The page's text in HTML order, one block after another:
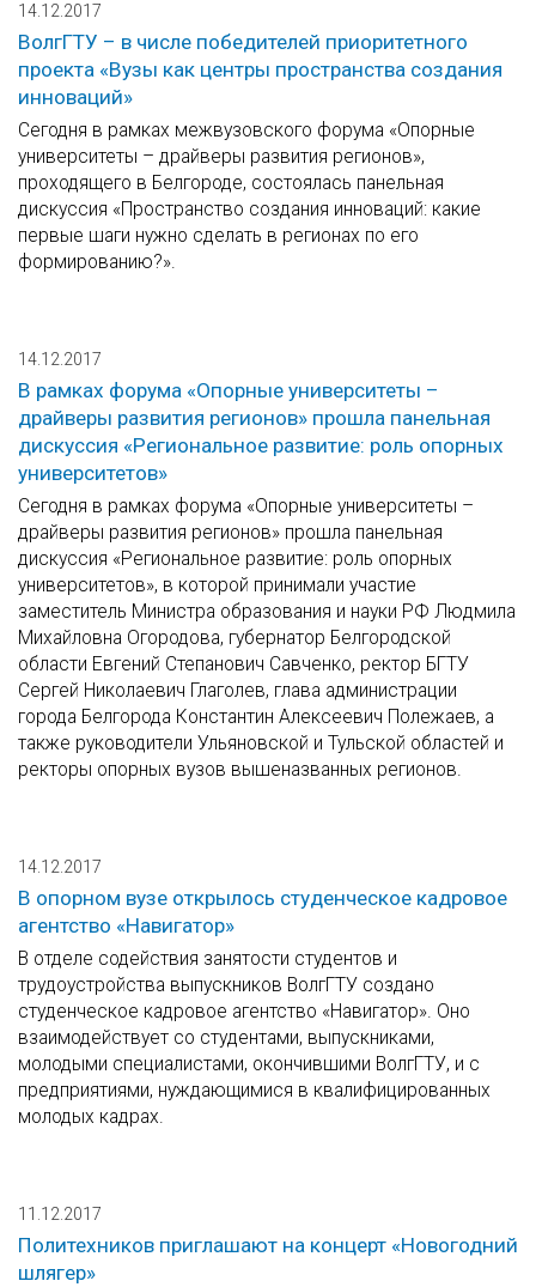
14.12.2017
ВолгГТУ – в числе победителей приоритетного
проекта «Вузы как центры пространства создания
инноваций»
Сегодня в рамках межвузовского форума «Опорные
университеты – драйверы развития регионов»,
проходящего в Белгороде, состоялась панельная
дискуссия «Пространство создания инноваций: какие
первые шаги нужно сделать в регионах по его
формированию?».
14.12.2017
В рамках форума «Опорные университеты –
драйверы развития регионов» прошла панельная
дискуссия «Региональное развитие: роль опорных
университетов»
Сегодня в рамках форума «Опорные университеты –
драйверы развития регионов» прошла панельная
дискуссия «Региональное развитие: роль опорных
университетов», в которой принимали участие
заместитель Министра образования и науки РФ Людмила
Михайловна Огородова, губернатор Белгородской
области Евгений Степанович Савченко, ректор БГТУ
Сергей Николаевич Глаголев, глава администрации
города Белгорода Константин Алексеевич Полежаев, а
также руководители Ульяновской и Тульской областей и
ректоры опорных вузов вышеназванных регионов.
14.12.2017
В опорном вузе открылось студенческое кадровое
агентство «Навигатор»
В отделе содействия занятости студентов и
трудоустройства выпускников ВолгГТУ создано
студенческое кадровое агентство «Навигатор». Оно
взаимодействует со студентами, выпускниками,
молодыми специалистами, окончившими ВолгГТУ, и с
предприятиями, нуждающимися в квалифицированных
молодых кадрах.
11.12.2017
Политехников приглашают на концерт «Новогодний
шлягер»